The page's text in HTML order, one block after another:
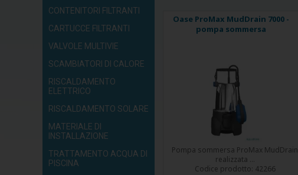
CONTENITORI FILTRANTI
CARTUCCE FILTRANTI
VALVOLE MULTIVIE
SCAMBIATORI DI CALORE
RISCALDAMENTO
ELETTRICO
RISCALDAMENTO SOLARE
MATERIALE DI
INSTALLAZIONE
TRATTAMENTO ACQUA DI
PISCINA
Oase ProMax MudDrain 7000 -
pompa sommersa
Pompa sommersa ProMax MudDrain
realizzata ...
Codice prodotto: 42266